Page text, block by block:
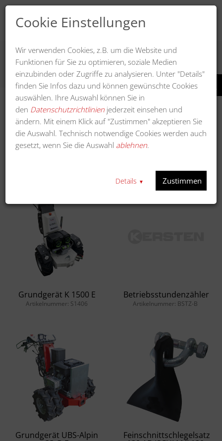
Cookie Einstellungen
Wir verwenden Cookies, z.B. um die Website und
Funktionen für Sie zu optimieren, soziale Medien
einzubinden oder Zugriffe zu analysieren. Unter "Details"
finden Sie Infos dazu und können gewünschte Cookies
auswählen. Ihre Auswahl können Sie in
den Datenschutzrichtlinien jederzeit einsehen und
ändern. Mit einem Klick auf "Zustimmen" akzeptieren Sie
die Auswahl. Technisch notwendige Cookies werden auch
gesetzt, wenn Sie die Auswahl ablehnen.
Details ▼ Zustimmen
UNIVERSELLE EINACHSER
Anzeigen
Sortieren nach
Grundgerät K 1500 E
Artikelnummer: S1406
Betriebsstundenzähler
Artikelnummer: BSTZ-B
Grundgerät UBS-Alpin Feinschnittschlegelsatz